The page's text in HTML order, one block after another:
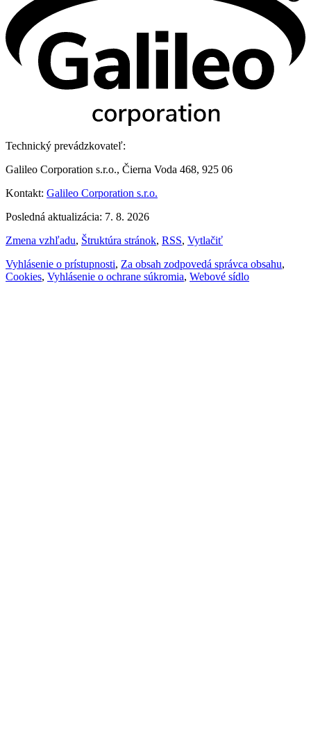
Technický prevádzkovateľ:
Galileo Corporation s.r.o., Čierna Voda 468, 925 06
Kontakt: Galileo Corporation s.r.o.
Posledná aktualizácia: 7. 8. 2026
Zmena vzhľadu, Štruktúra stránok, RSS, Vytlačiť
Vyhlásenie o prístupnosti, Za obsah zodpovedá správca obsahu,
Cookies, Vyhlásenie o ochrane súkromia, Webové sídlo